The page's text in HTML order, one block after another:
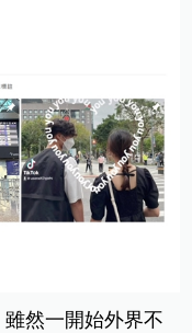
然一開始外界不